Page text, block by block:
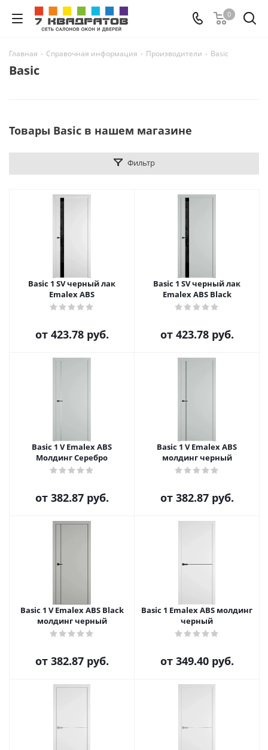
0
Главная - Справочная информация - Производители - Basic
Basic
Товары Basic в нашем магазине
Фильтр
Basic 1 SV черный лак
Emalex ABS
от 423.78 руб.
Basic 1 SV черный лак
Emalex ABS Black
от 423.78 руб.
Basic 1 V Emalex ABS
Молдинг Серебро
от 382.87 руб.
Basic 1 V Emalex ABS
молдинг черный
от 382.87 руб.
Basic 1 V Emalex ABS Black
молдинг черный
от 382.87 руб.
Basic 1 Emalex ABS молдинг
черный
от 349.40 руб.